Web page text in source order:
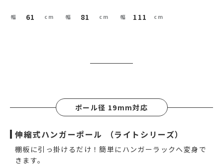
61 81 111
ポール径 19mm対応
伸縮式ハンガーポール （ライトシリーズ）
棚板に引っ掛けるだけ！簡単にハンガーラックへ変身で
きます。